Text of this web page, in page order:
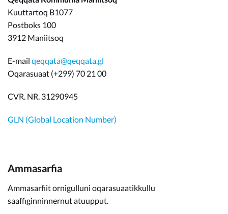
Kuuttartoq B1077
Postboks 100
3912 Maniitsoq
E-mail qeqqata@qeqqata.gl
Oqarasuaat (+299) 70 21 00
CVR. NR. 31290945
GLN (Global Location Number)
Ammasarfia
Ammasarfiit ornigulluni oqarasuaatikkullu
saaffiginninnernut atuupput.